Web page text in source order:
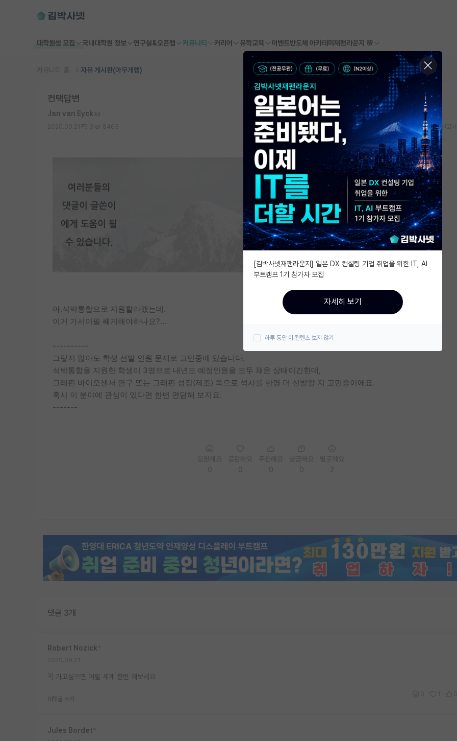
대학원생 모집 국내대학원 정보 연구실&오픈랩 커뮤니티 커리어 유학교육 이벤트반도체 아카데미 재팬라운지 🌸
커뮤니티 홈 자유 게시판(아무개랩)
컨택답변
Jan van Eyck
스크랩 신고
아.석박통합으로 지원할라캤는데.
이거 가서어필 쌔게해야하나요?...
----------
그렇지 않아도 학생 선발 인원 문제로 고민중에 있습니다.
석박통합을 지원한 학생이 3명으로 내년도 예정인원을 모두 채운 상태이긴한데,
그래핀 바이오센서 연구 또는 그래핀 성장(제조) 쪽으로 석사를 한명 더 선발할 지 고민중이에요.
혹시 이 분야에 관심이 있다면 한번 면담해 보지요.
-------
댓글 3개
Robert Nozick
꼭 가고싶으면 어필 세게 한번 해보세요
대댓글 쓰기
Jules Bordet
[김박사넷재팬라운지] 일본 DX 컨설팅 기업 취업을 위한 IT, AI
부트캠프 1기 참가자 모집
자세히 보기
하루 동안 이 컨텐츠 보지 않기